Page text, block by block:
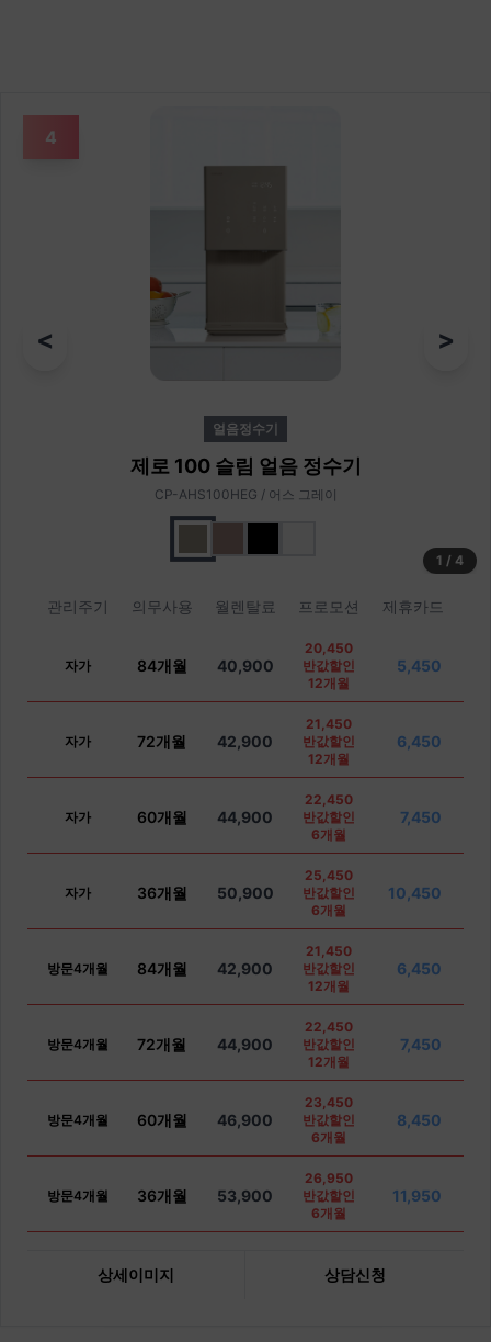
4
< >
얼음정수기
제로 100 슬림 얼음 정수기
CP-AHS100HEG / 어스 그레이
1 / 4
관리주기 의무사용 월렌탈료 프로모션 제휴카드
자가 84개월 40,900
20,450
반값할인
12개월
5,450
자가 72개월 42,900
21,450
반값할인
12개월
6,450
자가 60개월 44,900
22,450
반값할인
6개월
7,450
자가 36개월 50,900
25,450
반값할인
6개월
10,450
방문4개월 84개월 42,900
21,450
반값할인
12개월
6,450
방문4개월 72개월 44,900
22,450
반값할인
12개월
7,450
방문4개월 60개월 46,900
23,450
반값할인
6개월
8,450
방문4개월 36개월 53,900
26,950
반값할인
6개월
11,950
상세이미지 상담신청